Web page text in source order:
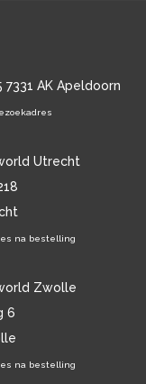
7331 AK Apeldoorn
Utrecht
na bestelling
Zwolle
6
na bestelling